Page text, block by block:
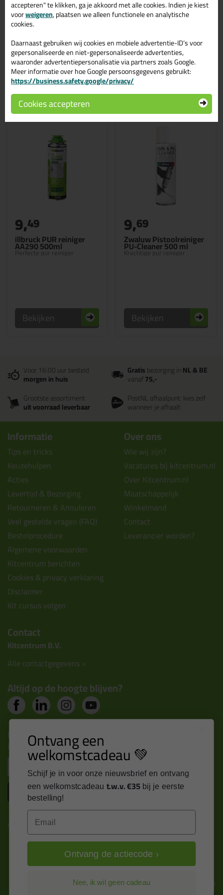
Perfect handmatig te vernevelen met verstuiver en
uitstekend te doseren met purpistool
verdraagzaam zijn met Seal-it® 450 Pur Cleaner
Gerelateerde producten
illbruck PUR reiniger
AA290 500ml
Perfecte pur reiniger
9,49
Bekijken
Zwaluw Pistoolreiniger
PU-Cleaner 500 ml
Krachtige pur reiniger
9,69
Bekijken
Voor 16:00 uur besteld
morgen in huis
Gratisbezorging inNL & BE
vanaf75,-
Grootste assortiment
uit voorraad leverbaar
PostNL afhaalpunt: kies zelf
wanneer je afhaalt
Informatie
Tips en tricks
Keuzehulpen
Acties
Levertijd & Bezorging
Retourneren & Annuleren
Veel gestelde vragen (FAQ)
Bestelprocedure
Algemene voorwaarden
Kitcentrum berichten
Cookies & privacy verklaring
Disclaimer
Kit cursus volgen
Over ons
Wie wij zijn?
Vacatures bij kitcentrum.nl
Over Kitcentrum.nl
Maatschappelijk
Winkelmand
Contact
Leverancier worden?
Contact
Kitcentrum B.V.
Alle contactgegevens >
Altijd op de hoogte blijven?
Nieuws, tips en exclusieve deals rechtstreeks in je
inbox
Inschrijven
Kitcentrum is trots op:
Alle prijzen zijn in EURO en excl. 21% BTW
accepteren" te klikken, ga je akkoord met alle cookies. Indien je kiest
voorweigeren, plaatsen we alleen functionele en analytische
cookies.
Daarnaast gebruiken wij cookies en mobiele advertentie-ID’s voor
gepersonaliseerde en niet-gepersonaliseerde advertenties,
waaronder advertentiepersonalisatie via partners zoals Google.
Meer informatie over hoe Google persoonsgegevens gebruikt:
https://business.safety.google/privacy/
Cookies accepteren
Ontvang een
welkomstcadeau 💚
Schijf je in voor onze nieuwsbrief en ontvang
een welkomstcadeau t.w.v. €35 bij je eerste
bestelling!
Email
Ontvang de actiecode ›
Nee, ik wil geen cadeau